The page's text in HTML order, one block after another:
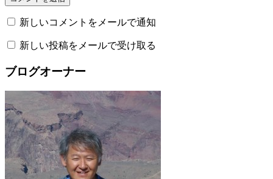
新しいコメントをメールで通知
新しい投稿をメールで受け取る
ブログオーナー